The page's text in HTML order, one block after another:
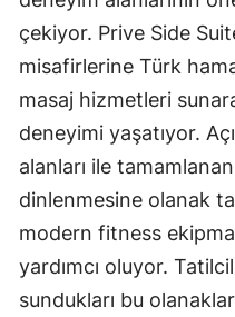
çekiyor. Prive Side
misafirlerine Türk
masaj hizmetleri
deneyimi yaşatıyor.
alanları ile
dinlenmesine olanak
modern fitness
yardımcı oluyor.
sundukları bu